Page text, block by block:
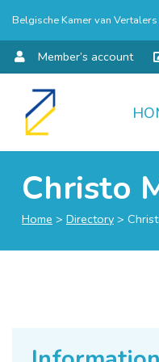
Belgische Kamer van Vertalers
Member’s account
Skip
Christo
Home > Directory >